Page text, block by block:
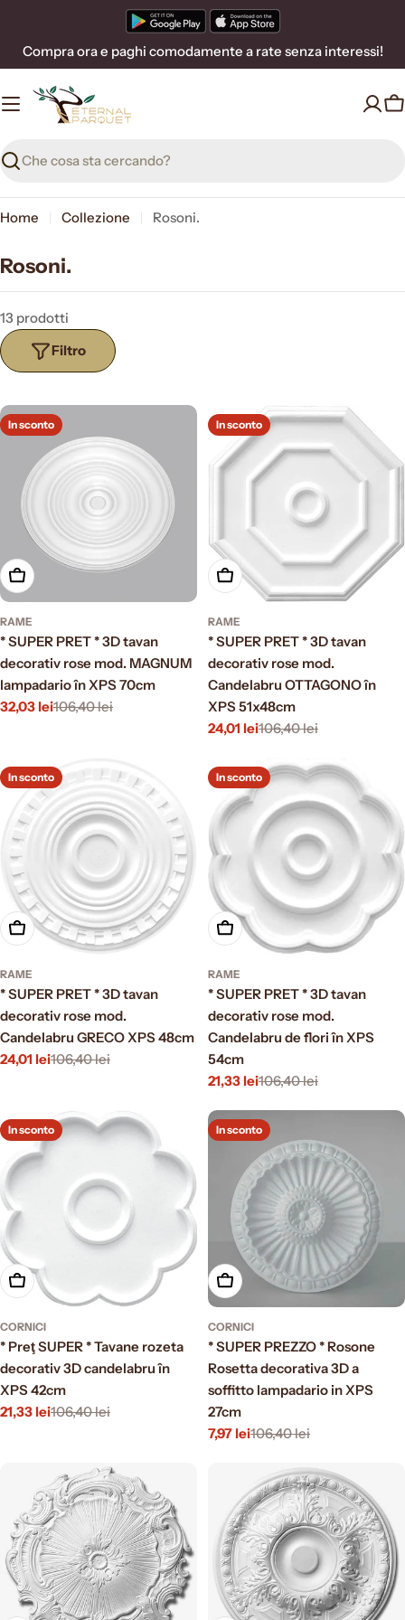
contenuto
Compra ora e paghi comodamente a rate senza interessi!
Ricerca
Home Collezione Rosoni.
Rosoni.
13 prodotti
Filtro
In sconto
Aggiungi al carrello
RAME
* SUPER PRET * 3D tavan
decorativ rose mod. MAGNUM
lampadario în XPS 70cm
Prezzo
32,03 lei
Prezzo 106,40 lei
In sconto
Aggiungi al carrello
RAME
* SUPER PRET * 3D tavan
decorativ rose mod.
Candelabru OTTAGONO în
XPS 51x48cm
Prezzo
vendita
24,01 lei
Prezzo 106,40 lei
In sconto
Aggiungi al carrello
RAME
* SUPER PRET * 3D tavan
decorativ rose mod.
Candelabru GRECO XPS 48cm
Prezzo
24,01 lei
Prezzo 106,40 lei
In sconto
Aggiungi al carrello
RAME
* SUPER PRET * 3D tavan
decorativ rose mod.
Candelabru de flori în XPS
54cm
Prezzo
vendita
21,33 lei
Prezzo 106,40 lei
In sconto
Aggiungi al carrello
CORNICI
* Preţ SUPER * Tavane rozeta
decorativ 3D candelabru în
XPS 42cm
Prezzo
21,33 lei
Prezzo 106,40 lei
In sconto
Aggiungi al carrello
CORNICI
* SUPER PREZZO * Rosone
Rosetta decorativa 3D a
soffitto lampadario in XPS
27cm
Prezzo
7,97 lei
Prezzo106,40 lei